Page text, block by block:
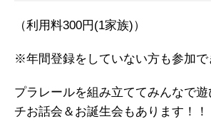
（利用料300円(1家族)）
※年間登録をしていない方も参加で
プラレールを組み立ててみんなで
チお話会＆お誕生会もあります！！